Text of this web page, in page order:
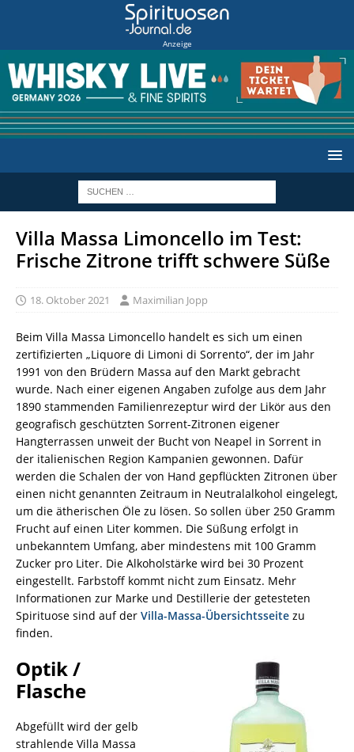
Anzeige
Villa Massa Limoncello im Test:
Frische Zitrone trifft schwere Süße
18. Oktober 2021 Maximilian Jopp
Beim Villa Massa Limoncello handelt es sich um einen
zertifizierten „Liquore di Limoni di Sorrento“, der im Jahr
1991 von den Brüdern Massa auf den Markt gebracht
wurde. Nach einer eigenen Angaben zufolge aus dem Jahr
1890 stammenden Familienrezeptur wird der Likör aus den
geografisch geschützten Sorrent-Zitronen eigener
Hangterrassen unweit der Bucht von Neapel in Sorrent in
der italienischen Region Kampanien gewonnen. Dafür
werden die Schalen der von Hand gepflückten Zitronen über
einen nicht genannten Zeitraum in Neutralalkohol eingelegt,
um die ätherischen Öle zu lösen. So sollen über 250 Gramm
Frucht auf einen Liter kommen. Die Süßung erfolgt in
unbekanntem Umfang, aber mindestens mit 100 Gramm
Zucker pro Liter. Die Alkoholstärke wird bei 30 Prozent
eingestellt. Farbstoff kommt nicht zum Einsatz. Mehr
Informationen zur Marke und Destillerie der getesteten
Spirituose sind auf der Villa-Massa-Übersichtsseite zu
finden.
Optik /
Flasche
Abgefüllt wird der gelb
strahlende Villa Massa